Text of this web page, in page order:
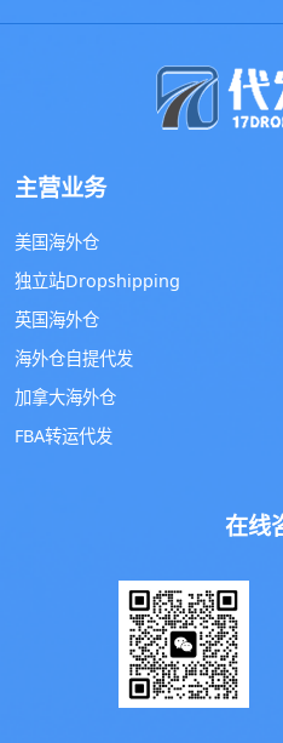
主营业务
美国海外仓
独立站Dropshipping
英国海外仓
海外仓自提代发
加拿大海外仓
FBA转运代发
在线